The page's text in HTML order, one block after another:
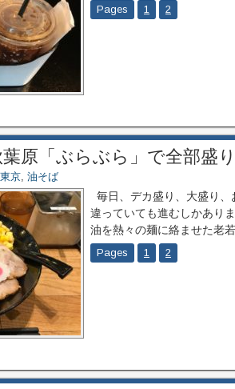
Pages 1 2
原「ぶらぶら」で全部盛
東京, 油そば
毎日、デカ盛り、大盛り
違っていても進むしかあり
油を熱々の麺に絡ませた老
Pages 1 2